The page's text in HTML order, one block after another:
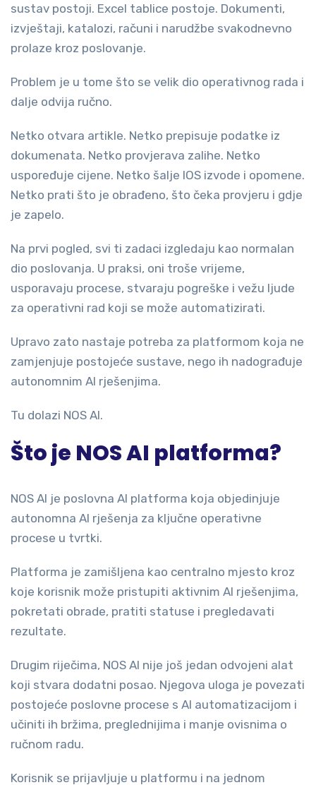
sustav postoji. Excel tablice postoje. Dokumenti,
izvještaji, katalozi, računi i narudžbe svakodnevno
prolaze kroz poslovanje.
Problem je u tome što se velik dio operativnog rada i
dalje odvija ručno.
Netko otvara artikle. Netko prepisuje podatke iz
dokumenata. Netko provjerava zalihe. Netko
uspoređuje cijene. Netko šalje IOS izvode i opomene.
Netko prati što je obrađeno, što čeka provjeru i gdje
je zapelo.
Na prvi pogled, svi ti zadaci izgledaju kao normalan
dio poslovanja. U praksi, oni troše vrijeme,
usporavaju procese, stvaraju pogreške i vežu ljude
za operativni rad koji se može automatizirati.
Upravo zato nastaje potreba za platformom koja ne
zamjenjuje postojeće sustave, nego ih nadograđuje
autonomnim AI rješenjima.
Tu dolazi NOS AI.
Što je NOS AI platforma?
NOS AI je poslovna AI platforma koja objedinjuje
autonomna AI rješenja za ključne operativne
procese u tvrtki.
Platforma je zamišljena kao centralno mjesto kroz
koje korisnik može pristupiti aktivnim AI rješenjima,
pokretati obrade, pratiti statuse i pregledavati
rezultate.
Drugim riječima, NOS AI nije još jedan odvojeni alat
koji stvara dodatni posao. Njegova uloga je povezati
postojeće poslovne procese s AI automatizacijom i
učiniti ih bržima, preglednijima i manje ovisnima o
ručnom radu.
Korisnik se prijavljuje u platformu i na jednom